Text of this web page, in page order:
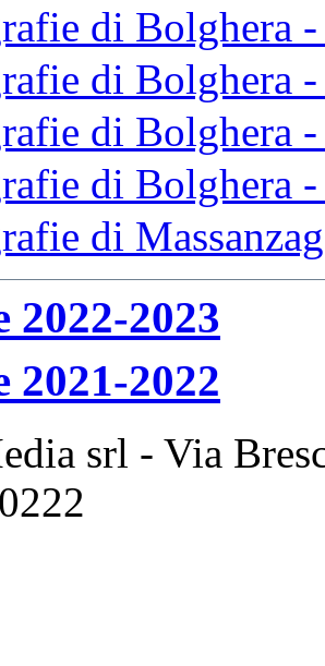
di Bolghera -
di Bolghera -
di Bolghera -
di Bolghera
di
2022-2023
2021-2022
srl - Via